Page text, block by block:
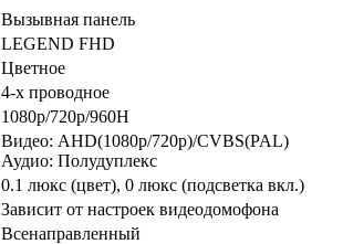
Вызывная панель
LEGEND FHD
Цветное
4-х проводное
1080p/720p/960H
Видео: AHD(1080p/720p)/CVBS(PAL)
Аудио: Полудуплекс
0.1 люкс (цвет), 0 люкс (подсветка вкл.)
Зависит от настроек видеодомофона
Всенаправленный